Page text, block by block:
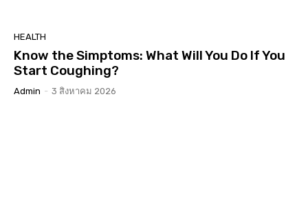
HEALTH
Know the Simptoms: What Will You Do If You
Start Coughing?
Admin - 3 สิงหาคม 2026